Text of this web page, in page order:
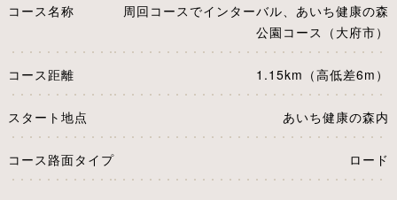
コース名称
周回コースでインターバル、あいち健康の森
公園コース（大府市）
コース距離 1.15km（高低差6m）
スタート地点 あいち健康の森内
コース路面タイプ ロード